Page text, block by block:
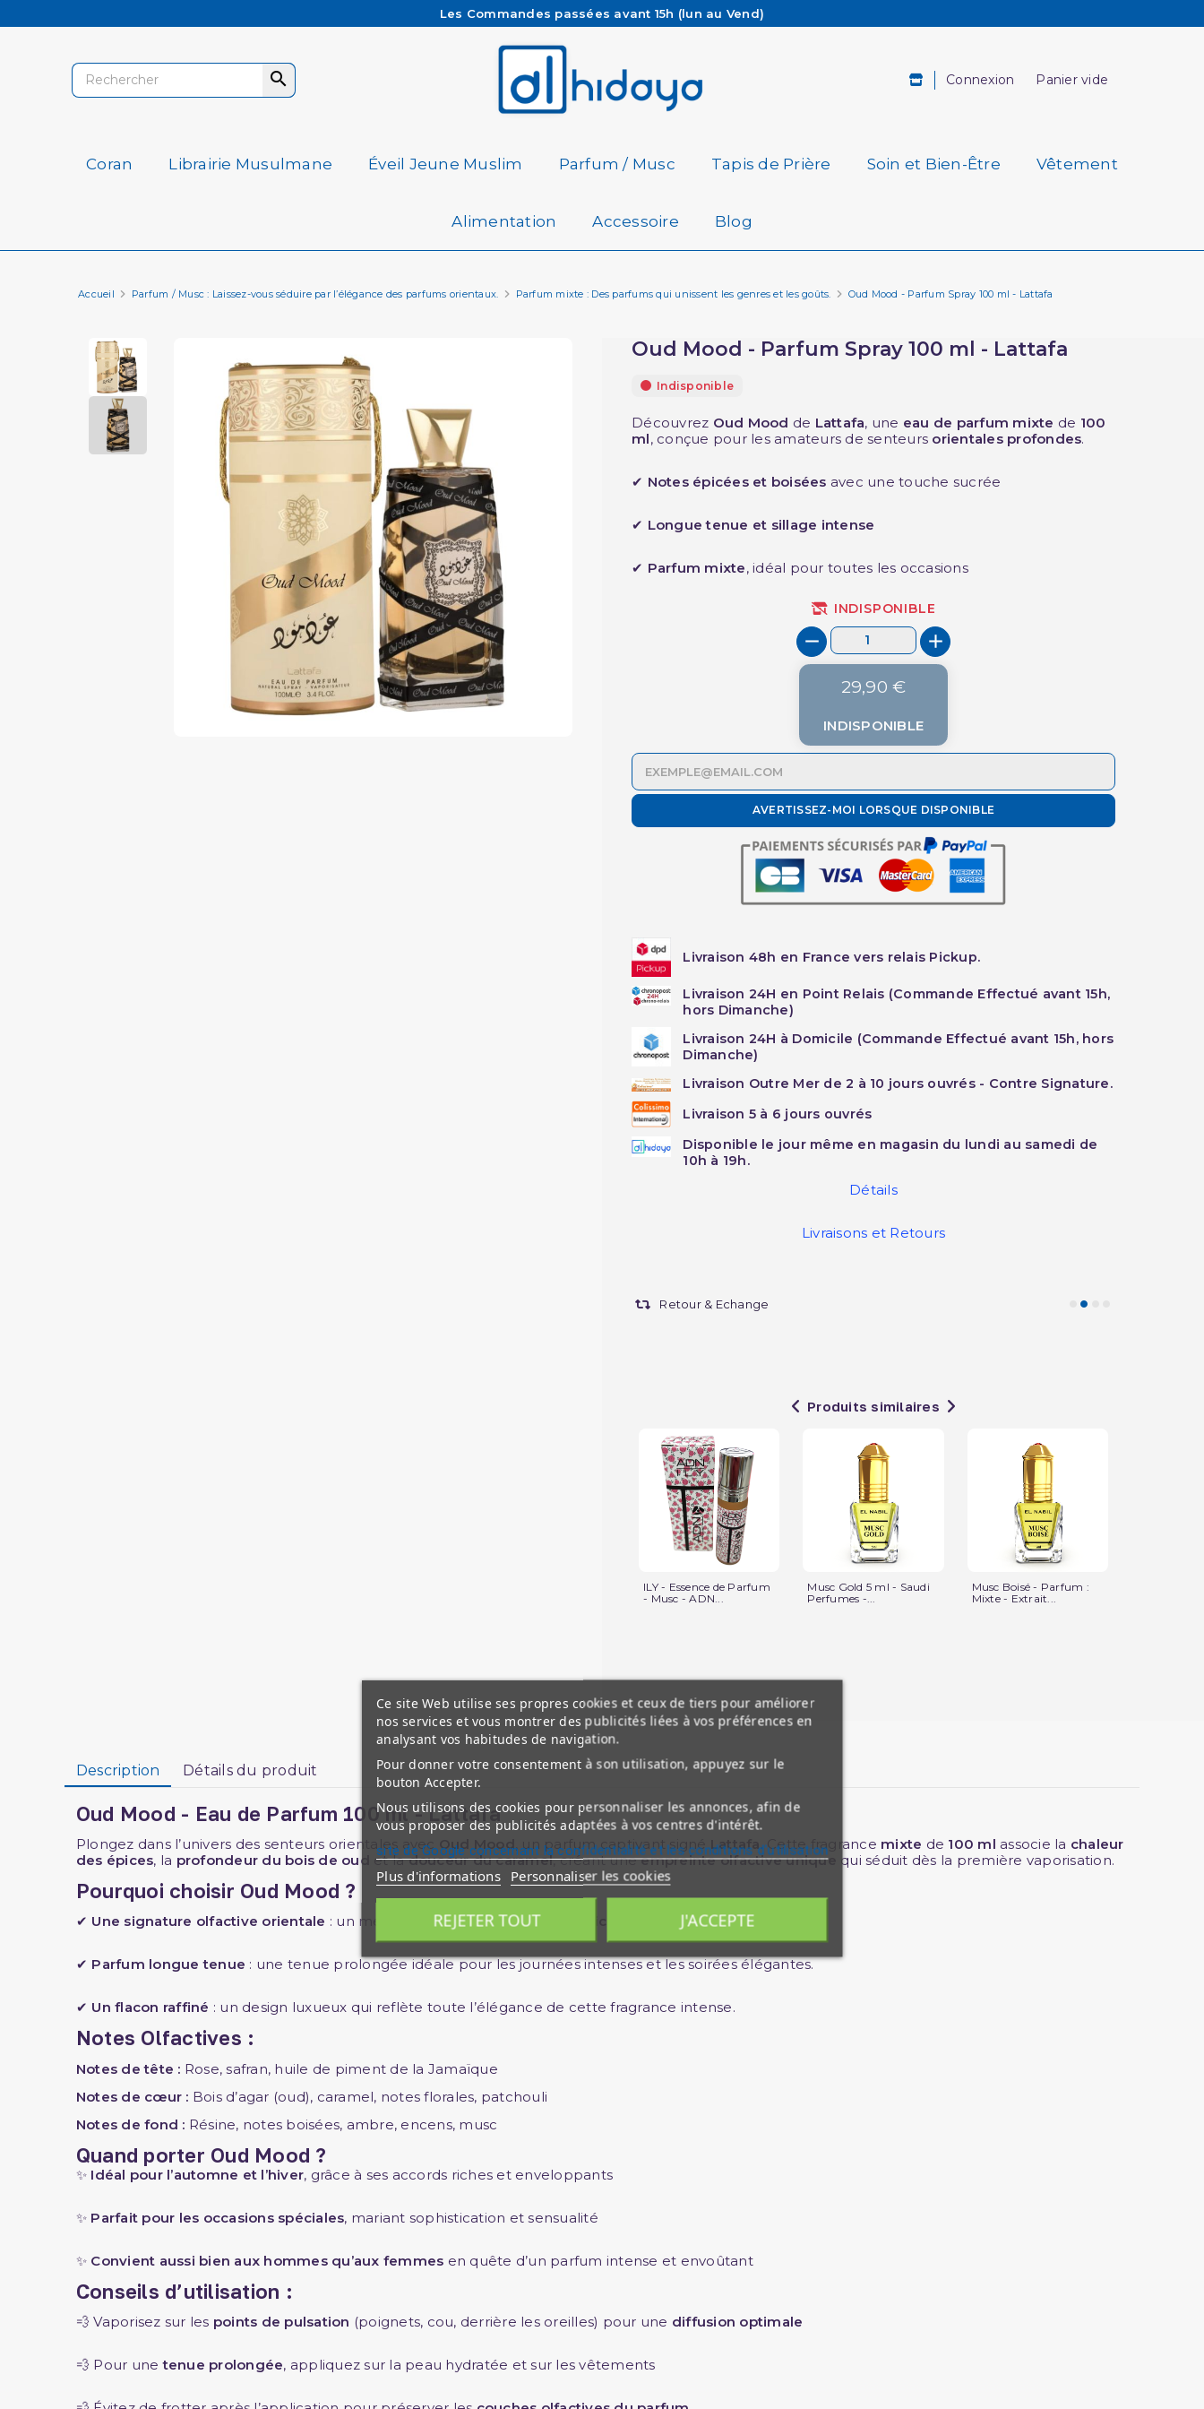
Les Commandes passées avant 15h (lun au Vend)
Besoin d'aide ? Retrouvez notre FAQ
Livraison offerte à partir de 65€ d'achat*
 Connexion Panier vide
Coran Librairie Musulmane Éveil Jeune Muslim Parfum / Musc Tapis de Prière Soin et Bien-Être Vêtement
Alimentation Accessoire Blog
Accueil Parfum / Musc : Laissez-vous séduire par l’élégance des parfums orientaux. Parfum mixte : Des parfums qui unissent les genres et les goûts. Oud Mood - Parfum Spray 100 ml - Lattafa
Oud Mood - Parfum Spray 100 ml - Lattafa
Indisponible
Découvrez Oud Mood de Lattafa, une eau de parfum mixte de 100
ml, conçue pour les amateurs de senteurs orientales profondes.
✔ Notes épicées et boisées avec une touche sucrée
✔ Longue tenue et sillage intense
✔ Parfum mixte, idéal pour toutes les occasions
INDISPONIBLE
29,90 €
INDISPONIBLE
AVERTISSEZ-MOI LORSQUE DISPONIBLE
Livraison 48h en France vers relais Pickup.
Livraison 24H en Point Relais (Commande Effectué avant 15h,
hors Dimanche)
Livraison 24H à Domicile (Commande Effectué avant 15h, hors
Dimanche)
Livraison Outre Mer de 2 à 10 jours ouvrés - Contre Signature.
Livraison 5 à 6 jours ouvrés
Disponible le jour même en magasin du lundi au samedi de
10h à 19h.
Détails
Livraisons et Retours
Retour & Echange
Produits similaires
ILY - Essence de Parfum
- Musc - ADN...
Musc Gold 5 ml - Saudi
Perfumes -...
Musc Boisé - Parfum :
Mixte - Extrait...
Description Détails du produit
Oud Mood - Eau de Parfum 100 ml - Lattafa
Plongez dans l’univers des senteurs orientales avec Oud Mood , un parfum captivant signé Lattafa. Cette fragrance mixte de 100 ml associe la chaleur
des épices, la profondeur du bois de oud et ladouceur du caramel, créant uneempreinte olfactive unique qui séduit dès la première vaporisation.
Pourquoi choisir Oud Mood ?
✔ Une signature olfactive orientale : un mélange sophistiqué denotes épicées, boisées et ambrées
✔ Parfum longue tenue : une tenue prolongée idéale pour les journées intenses et les soirées élégantes.
✔ Un flacon raffiné : un design luxueux qui reflète toute l’élégance de cette fragrance intense.
Notes Olfactives :
Notes de tête : Rose, safran, huile de piment de la Jamaïque
Notes de cœur : Bois d’agar (oud), caramel, notes florales, patchouli
Notes de fond : Résine, notes boisées, ambre, encens, musc
Quand porter Oud Mood ?
✨ Idéal pour l’automne et l’hiver, grâce à ses accords riches et enveloppants
✨ Parfait pour les occasions spéciales, mariant sophistication et sensualité
✨ Convient aussi bien aux hommes qu’aux femmes en quête d’un parfum intense et envoûtant
Conseils d’utilisation :
💨 Vaporisez sur les points de pulsation (poignets, cou, derrière les oreilles) pour une diffusion optimale
💨 Pour unetenue prolongée, appliquez sur la peau hydratée et sur les vêtements
Ce site Web utilise ses propres cookies et ceux de tiers pour améliorer
nos services et vous montrer des publicités liées à vos préférences en
analysant vos habitudes de navigation.
Pour donner votre consentement à son utilisation, appuyez sur le
bouton Accepter.
Nous utilisons des cookies pour personnaliser les annonces, afin de
vous proposer des publicités adaptées à vos centres d'intérêt.
site de Google concernant la confidentialité et les conditions d'utilisation
Plus d'informations Personnaliser les cookies
REJETER TOUT J'ACCEPTE